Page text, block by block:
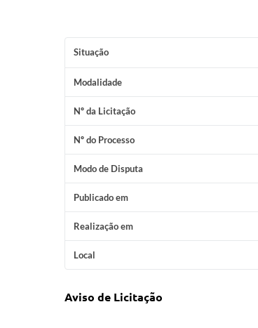
Situação
Modalidade
Nº da Licitação
Nº do Processo
Modo de Disputa
Publicado em
Realização em
Local
Aviso de Licitação